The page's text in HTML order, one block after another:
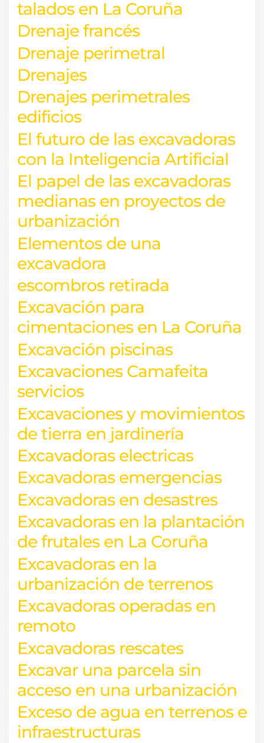
talados en La Coruña
Drenaje francés
Drenaje perimetral
Drenajes
Drenajes perimetrales
edificios
El futuro de las excavadoras
con la Inteligencia Artificial
El papel de las excavadoras
medianas en proyectos de
urbanización
Elementos de una
excavadora
escombros retirada
Excavación para
cimentaciones en La Coruña
Excavación piscinas
Excavaciones Camafeita
servicios
Excavaciones y movimientos
de tierra en jardinería
Excavadoras electricas
Excavadoras emergencias
Excavadoras en desastres
Excavadoras en la plantación
de frutales en La Coruña
Excavadoras en la
urbanización de terrenos
Excavadoras operadas en
remoto
Excavadoras rescates
Excavar una parcela sin
acceso en una urbanización
Exceso de agua en terrenos e
infraestructuras